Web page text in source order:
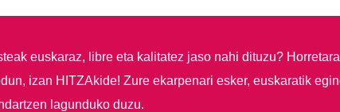
euskaraz, libre eta kalitatez jaso nahi dituzu?
izan HITZAkide! Zure ekarpenari esker, euskaratik
lagunduko duzu.